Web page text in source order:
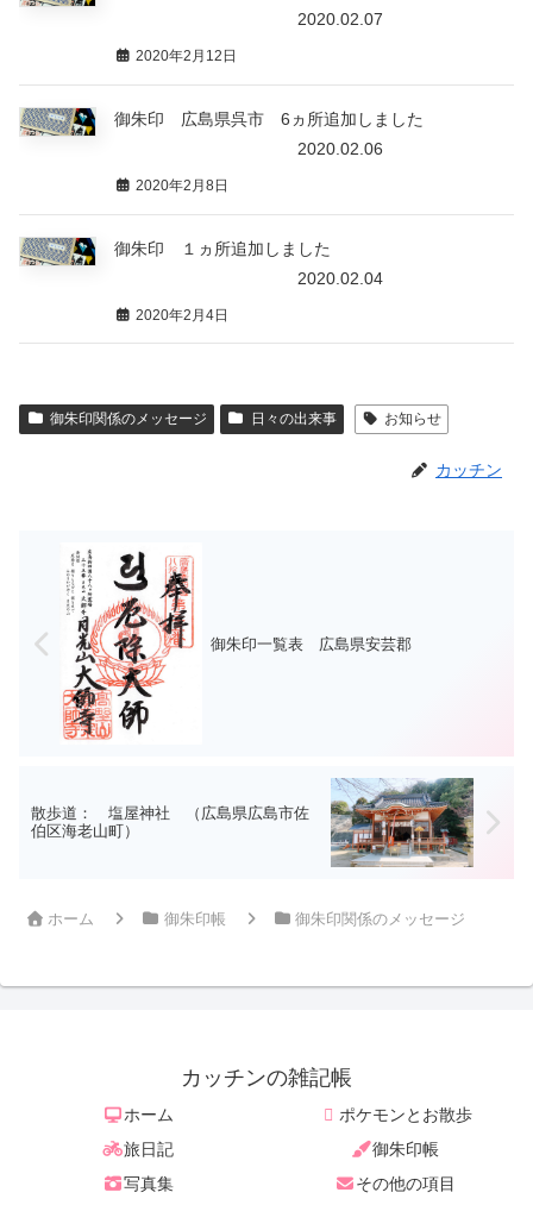
2020.02.07
2020年2月12日
御朱印 広島県呉市 6ヵ所追加しました
2020.02.06
2020年2月8日
御朱印 １ヵ所追加しました
2020.02.04
2020年2月4日
御朱印関係のメッセージ 日々の出来事 お知らせ
カッチン
御朱印一覧表 広島県安芸郡
散歩道： 塩屋神社 （広島県広島市佐
伯区海老山町）
ホーム 御朱印帳 御朱印関係のメッセージ
カッチンの雑記帳
ホーム
ポケモンとお散歩
旅日記
御朱印帳
写真集
その他の項目